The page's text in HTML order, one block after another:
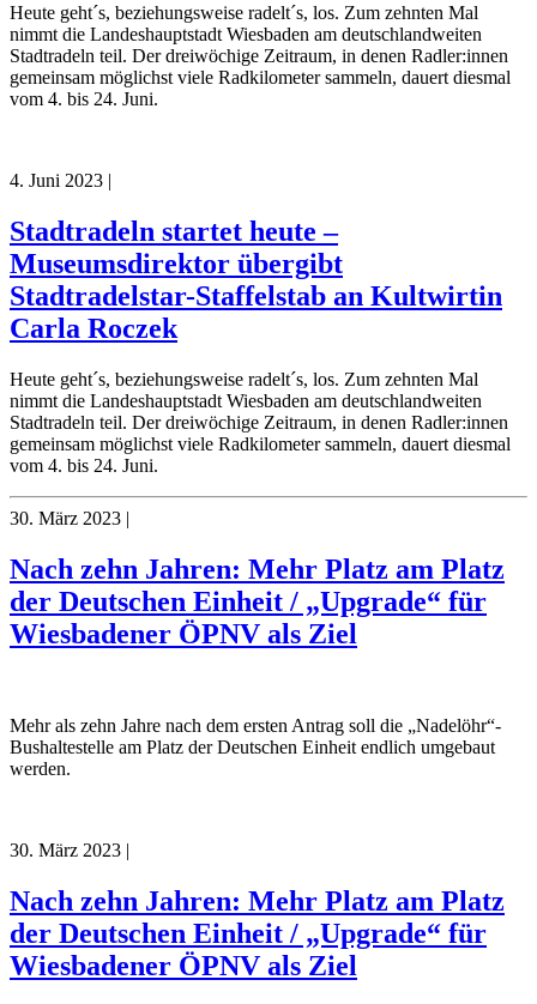
Heute geht´s, beziehungsweise radelt´s, los. Zum zehnten Mal
nimmt die Landeshauptstadt Wiesbaden am deutschlandweiten
Stadtradeln teil. Der dreiwöchige Zeitraum, in denen Radler:innen
gemeinsam möglichst viele Radkilometer sammeln, dauert diesmal
vom 4. bis 24. Juni.
4. Juni 2023 |
Stadtradeln startet heute –
Museumsdirektor übergibt
Stadtradelstar-Staffelstab an Kultwirtin
Carla Roczek
Heute geht´s, beziehungsweise radelt´s, los. Zum zehnten Mal
nimmt die Landeshauptstadt Wiesbaden am deutschlandweiten
Stadtradeln teil. Der dreiwöchige Zeitraum, in denen Radler:innen
gemeinsam möglichst viele Radkilometer sammeln, dauert diesmal
vom 4. bis 24. Juni.
30. März 2023 |
Nach zehn Jahren: Mehr Platz am Platz
der Deutschen Einheit / „Upgrade“ für
Wiesbadener ÖPNV als Ziel
Mehr als zehn Jahre nach dem ersten Antrag soll die „Nadelöhr“-
Bushaltestelle am Platz der Deutschen Einheit endlich umgebaut
werden.
30. März 2023 |
Nach zehn Jahren: Mehr Platz am Platz
der Deutschen Einheit / „Upgrade“ für
Wiesbadener ÖPNV als Ziel